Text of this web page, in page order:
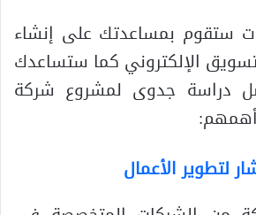
ستقوم بمساعدتك على إنشاء
الإلكتروني كما ستساعدك
دراسة جدوى لمشروع شركة
لتطوير الأعمال